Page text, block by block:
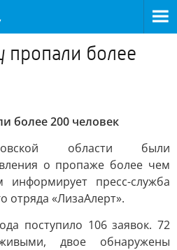
пропали более
более 200 человек
области были
о пропаже более чем
пресс-служба
отряда «ЛизаАлерт».
поступило 106 заявок. 72
двое обнаружены